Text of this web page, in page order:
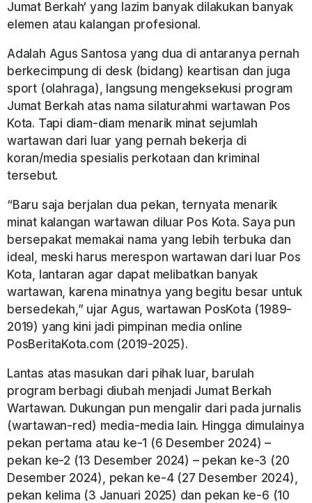
Jumat Berkah‘ yang lazim banyak dilakukan banyak
elemen atau kalangan profesional.
Adalah Agus Santosa yang dua di antaranya pernah
berkecimpung di desk (bidang) keartisan dan juga
sport (olahraga), langsung mengeksekusi program
Jumat Berkah atas nama silaturahmi wartawan Pos
Kota. Tapi diam-diam menarik minat sejumlah
wartawan dari luar yang pernah bekerja di
koran/media spesialis perkotaan dan kriminal
tersebut.
“Baru saja berjalan dua pekan, ternyata menarik
minat kalangan wartawan diluar Pos Kota. Saya pun
bersepakat memakai nama yang lebih terbuka dan
ideal, meski harus merespon wartawan dari luar Pos
Kota, lantaran agar dapat melibatkan banyak
wartawan, karena minatnya yang begitu besar untuk
bersedekah,” ujar Agus, wartawan PosKota (1989-
2019) yang kini jadi pimpinan media online
PosBeritaKota.com (2019-2025).
Lantas atas masukan dari pihak luar, barulah
program berbagi diubah menjadi Jumat Berkah
Wartawan. Dukungan pun mengalir dari pada jurnalis
(wartawan-red) media-media lain. Hingga dimulainya
pekan pertama atau ke-1 (6 Desember 2024) –
pekan ke-2 (13 Desember 2024) – pekan ke-3 (20
Desember 2024), pekan ke-4 (27 Desember 2024),
pekan kelima (3 Januari 2025) dan pekan ke-6 (10